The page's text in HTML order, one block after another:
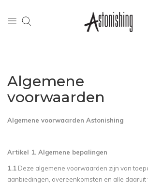
Algemene
voorwaarden
Algemene voorwaarden Astonishing
Artikel 1. Algemene bepalingen
1.1 Deze algemene voorwaarden zijn van
aanbiedingen, overeenkomsten en alle daaruit